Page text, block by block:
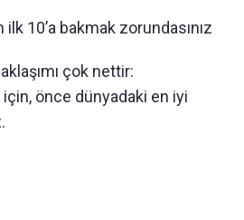
10’a bakmak zorundasınız
çok nettir:
önce dünyadaki en iyi